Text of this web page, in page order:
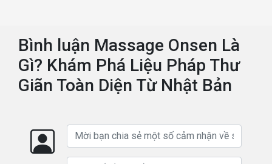
Bình luận Massage Onsen Là
Gì? Khám Phá Liệu Pháp Thư
Giãn Toàn Diện Từ Nhật Bản